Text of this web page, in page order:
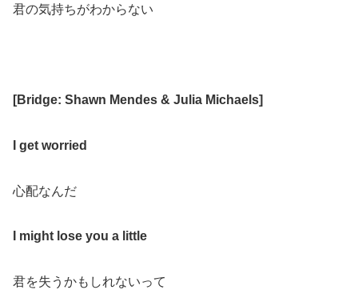
君の気持ちがわからない
[Bridge: Shawn Mendes & Julia Michaels]
I get worried
心配なんだ
I might lose you a little
君を失うかもしれないって